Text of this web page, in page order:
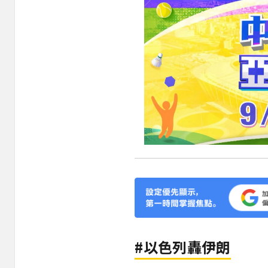
#以色列轟伊朗